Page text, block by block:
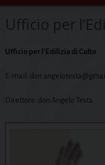
Ufficio per
Ufficio per l’Edilizia di Culto
E-mail: don
Direttore: don Angelo Testa